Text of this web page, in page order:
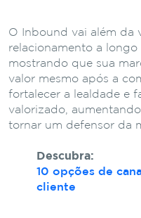
O Inbound vai além da
relacionamento a longo
mostrando que sua
valor mesmo após a
fortalecer a lealdade e
valorizado,
tornar um defensor da
Descubra:
10 opções de
cliente